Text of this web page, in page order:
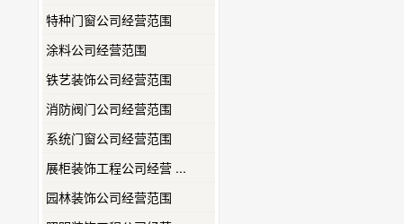
特种门窗公司经营范围
涂料公司经营范围
铁艺装饰公司经营范围
消防阀门公司经营范围
系统门窗公司经营范围
展柜装饰工程公司经营 ...
园林装饰公司经营范围